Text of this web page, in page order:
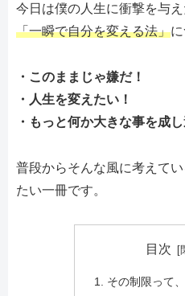
今日は僕の人生に衝撃を与
「一瞬で自分を変える法」
・このままじゃ嫌だ！
・人生を変えたい！
・もっと何か大きな事を成し
普段からそんな風に考えて
たい一冊です。
目次
その制限って